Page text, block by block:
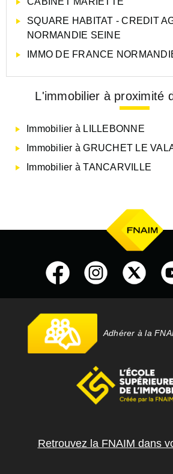
SQUARE HABITAT - CREDIT
NORMANDIE SEINE
IMMO DE FRANCE
L'immobilier à proximité
Immobilier à LILLEBONNE
Immobilier à GRUCHET LE
Immobilier à TANCARVILLE
Adhérer à la
Retrouvez la FNAIM dans